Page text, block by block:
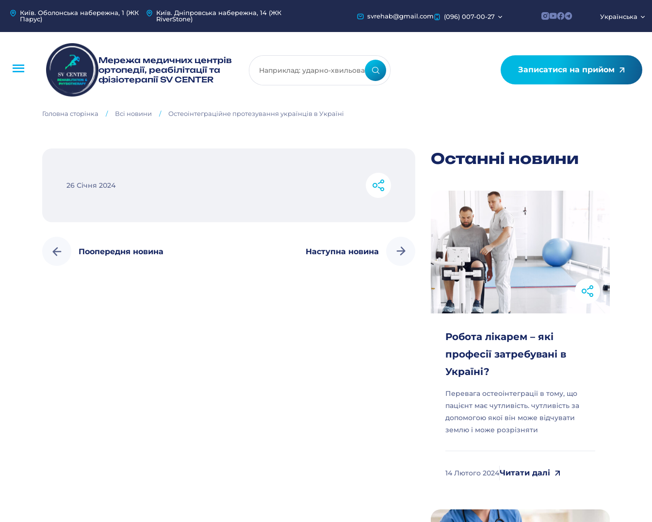
Київ. Оболонська набережна, 1 (ЖК
Парус)
Київ. Дніпровська набережна, 14 (ЖК
RiverStone)
svrehab@gmail.com (096) 007-00-27 Українська
Мережа медичних центрів
ортопедії, реабілітації та
фізіотерапії SV CENTER
Записатися на прийом
Головна сторінка / Всі новини / Остеоінтеграційне протезування українців в Україні
26 Січня 2024
Поопередня новина Наступна новина
Останні новини
Робота лікарем – які
професії затребувані в
Україні?
Перевага остеоінтеграції в тому, що
пацієнт має чутливість. чутливість за
допомогою якої він може відчувати
землю і може розрізняти
14 Лютого 2024Читати далі